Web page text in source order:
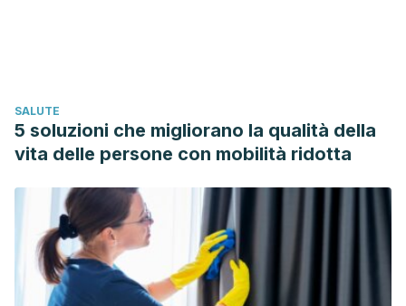
Behavior
Gordon, Joshua A., Shelli Avenevoli, and Jane L. Pearson.
“Suicide prevention research priorities in health
care.”JAMA psychiatry
77.9 (2020): 885-886.
Large, Matthew Michael. “The role of prediction in suicide
prevention.”Dialogues in clinical neuroscience
SALUTE
5 soluzioni che migliorano la qualità della
vita delle persone con mobilità ridotta